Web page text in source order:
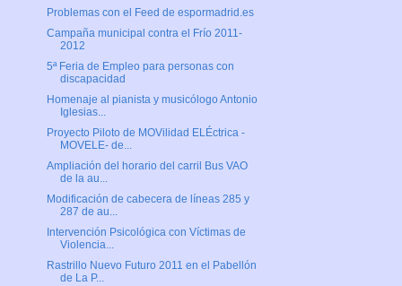
Problemas con el Feed de espormadrid.es
Campaña municipal contra el Frío 2011-
2012
5ª Feria de Empleo para personas con
discapacidad
Homenaje al pianista y musicólogo Antonio
Iglesias...
Proyecto Piloto de MOVilidad ELÉctrica -
MOVELE- de...
Ampliación del horario del carril Bus VAO
de la au...
Modificación de cabecera de líneas 285 y
287 de au...
Intervención Psicológica con Víctimas de
Violencia...
Rastrillo Nuevo Futuro 2011 en el Pabellón
de La P...